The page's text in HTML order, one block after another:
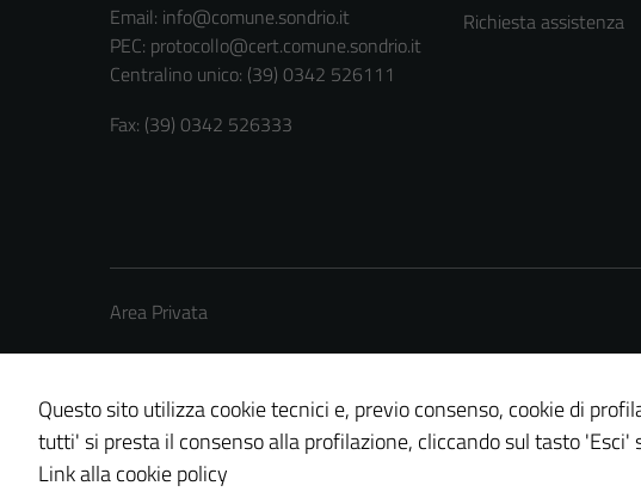
Email: info@comune.sondrio.it
PEC: protocollo@cert.comune.sondrio.it
Centralino unico: (39) 0342 526111
Fax: (39) 0342 526333
Richiesta assistenza
Area Privata
Credits: © Technical Design s.r.l.
Questo sito utilizza cookie tecnici e, previo consenso, cookie di
tutti' si presta il consenso alla profilazione, cliccando sul tasto
Link alla cookie policy